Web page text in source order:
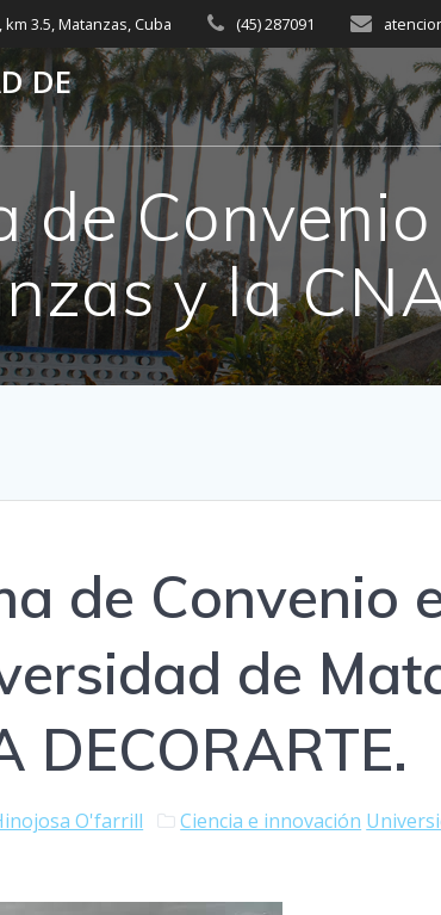
3.5, Matanzas, Cuba (45) 287091
DE
de
y la
de Convenio
de
DECORARTE.
O'farrill Ciencia e innovación